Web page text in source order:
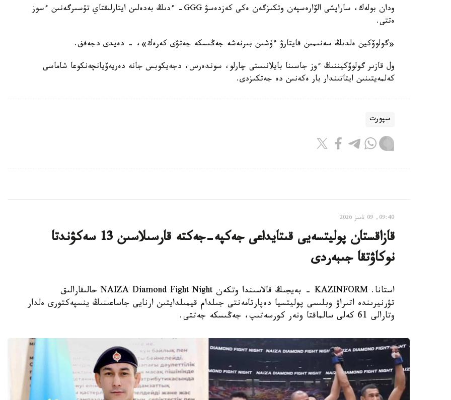
ودان بولەك، ساراپشى الۆارەسپەن وتكىزگەن ەكى كەزدەسۋ GGG- ءدىڭ بەدەلىن ايتارلىقتاي تۇسىرگەنىن ءسوز
ەتتى.
«گولوۆكين ەلدىڭ سەنىمىن قايتارۋ ءۇشىن بىرنەشە جەڭىسكە جەتۋى كەرەك»، - دەيدى دجەفف.
ول قازىر گولوۆكيننىڭ ءوز جاسىنا بايلانىستى چارلو، سوندەرس، دجەيكوبس جانە دەريەۆيانچەنكوعا شاماسى
كەلمەيتىنىن ايتاتىندار بار ەكەنىن دە جەتكىزدى.
سپورت
09:40, 09 تامىز 2026
قازاقستان پوليتسەيى قىتايداعى جەكپە-جەكتە قارسىلاسىن 13 سەكۋندتا
نوكاۋتقا جىبەردى
استانا. KAZINFORM - بەيجىڭ قالاسىندا وتكەن NAIZA Diamond Fight Night حالىقارالىق
تۋرنيرىندە اتىراۋ وبلىسى پوليتسيا دەپارتامەنتى جىلدام قيمىلدايتىن ارنايى جاساعىنىڭ ينسپەكتورى ەلدار
وتارالى 61 كەلى سالماقتا ونەر كورسەتىپ، جەڭىسكە جەتتى.